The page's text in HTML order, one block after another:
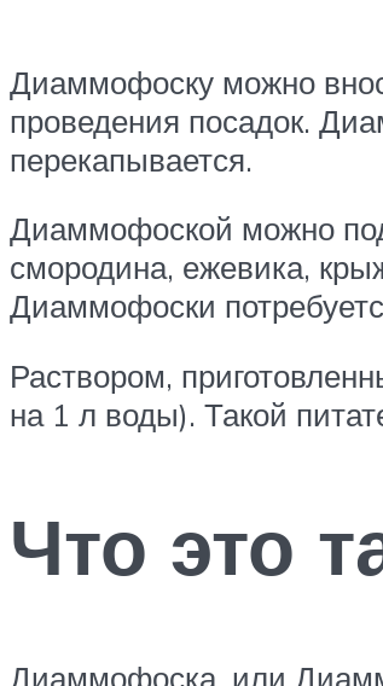
Диаммофоску можно
проведения посадок.
перекапывается.
Диаммофоской можно
смородина, ежевика,
Диаммофоски
Раствором,
на 1 л воды). Такой
Что это
Диаммофоска, или